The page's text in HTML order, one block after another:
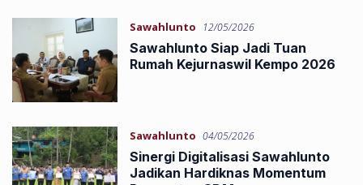
Sawahlunto 12/05/2026
Sawahlunto Siap Jadi Tuan
Rumah Kejurnaswil Kempo 2026
Sawahlunto 04/05/2026
Sinergi Digitalisasi Sawahlunto
Jadikan Hardiknas Momentum